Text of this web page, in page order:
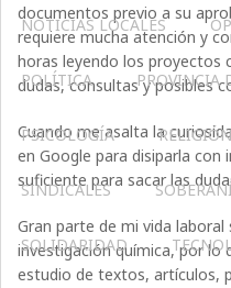
NOTICIAS LOCALES
POLÍTICA PROVINCIA
PSICOLOGÍA RELIGIÓN
SINDICALES
SOLIDARIDAD
documentos previo a su
requiere mucha atención y
horas leyendo los proyectos
dudas, consultas y posibles
Cuando me asalta la
en Google para disiparla
suficiente para sacar las
Gran parte de mi vida
investigación química, por lo
estudio de textos, artículos,